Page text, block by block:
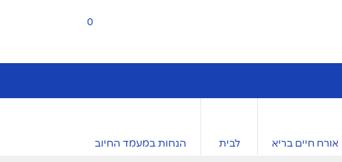
0
אורח חיים בריא לבית הנחות במעמד החיוב